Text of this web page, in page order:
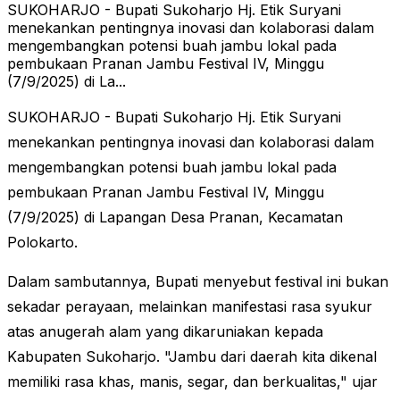
SUKOHARJO - Bupati Sukoharjo Hj. Etik Suryani
menekankan pentingnya inovasi dan kolaborasi dalam
mengembangkan potensi buah jambu lokal pada
pembukaan Pranan Jambu Festival IV, Minggu
(7/9/2025) di La...
SUKOHARJO - Bupati Sukoharjo Hj. Etik Suryani
menekankan pentingnya inovasi dan kolaborasi dalam
mengembangkan potensi buah jambu lokal pada
pembukaan Pranan Jambu Festival IV, Minggu
(7/9/2025) di Lapangan Desa Pranan, Kecamatan
Polokarto.
Dalam sambutannya, Bupati menyebut festival ini bukan
sekadar perayaan, melainkan manifestasi rasa syukur
atas anugerah alam yang dikaruniakan kepada
Kabupaten Sukoharjo. "Jambu dari daerah kita dikenal
memiliki rasa khas, manis, segar, dan berkualitas," ujar